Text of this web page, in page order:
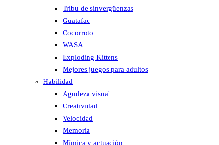
Tribu de sinvergüenzas
Guatafac
Cocorroto
WASA
Exploding Kittens
Mejores juegos para adultos
Habilidad
Agudeza visual
Creatividad
Velocidad
Memoria
Mímica y actuación